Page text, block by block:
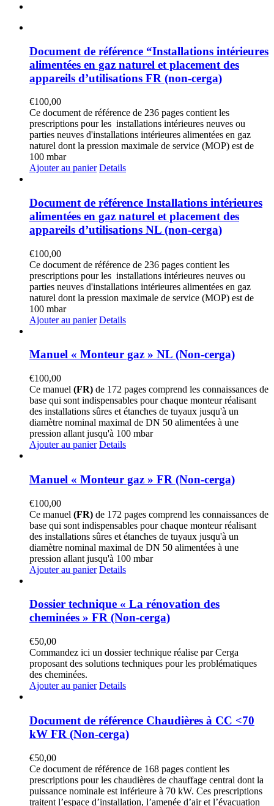
Document de référence “Installations intérieures
alimentées en gaz naturel et placement des
appareils d’utilisations FR (non-cerga)
€100,00
Ce document de référence de 236 pages contient les
prescriptions pour les installations intérieures neuves ou
parties neuves d'installations intérieures alimentées en gaz
naturel dont la pression maximale de service (MOP) est de
100 mbar
Ajouter au panier Details
Document de référence Installations intérieures
alimentées en gaz naturel et placement des
appareils d’utilisations NL (non-cerga)
€100,00
Ce document de référence de 236 pages contient les
prescriptions pour les installations intérieures neuves ou
parties neuves d'installations intérieures alimentées en gaz
naturel dont la pression maximale de service (MOP) est de
100 mbar
Ajouter au panier Details
Manuel « Monteur gaz » NL (Non-cerga)
€100,00
Ce manuel (FR) de 172 pages comprend les connaissances de
base qui sont indispensables pour chaque monteur réalisant
des installations sûres et étanches de tuyaux jusqu'à un
diamètre nominal maximal de DN 50 alimentées à une
pression allant jusqu'à 100 mbar
Ajouter au panier Details
Manuel « Monteur gaz » FR (Non-cerga)
€100,00
Ce manuel (FR) de 172 pages comprend les connaissances de
base qui sont indispensables pour chaque monteur réalisant
des installations sûres et étanches de tuyaux jusqu'à un
diamètre nominal maximal de DN 50 alimentées à une
pression allant jusqu'à 100 mbar
Ajouter au panier Details
Dossier technique « La rénovation des
cheminées » FR (Non-cerga)
€50,00
Commandez ici un dossier technique réalise par Cerga
proposant des solutions techniques pour les problématiques
des cheminées.
Ajouter au panier Details
Document de référence Chaudières à CC <70
kW FR (Non-cerga)
€50,00
Ce document de référence de 168 pages contient les
prescriptions pour les chaudières de chauffage central dont la
puissance nominale est inférieure à 70 kW. Ces prescriptions
traitent l’espace d’installation, l’amenée d’air et l’évacuation